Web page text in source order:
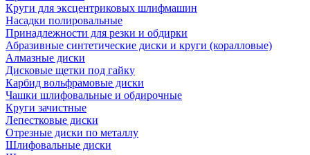
Круги для эксцентриковых шлифмашин
Насадки полировальные
Принадлежности для резки и обдирки
Абразивные синтетические диски и круги (коралловые)
Алмазные диски
Дисковые щетки под гайку
Карбид вольфрамовые диски
Чашки шлифовальные и обдирочные
Круги зачистные
Лепестковые диски
Отрезные диски по металлу
Шлифовальные диски